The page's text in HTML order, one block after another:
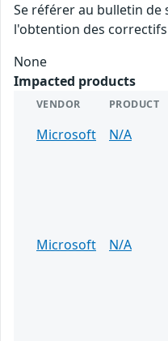
Se référer au bulletin
l'obtention des
None
Impacted products
VENDOR PRODUCT
Microsoft N/A
Microsoft
N/A